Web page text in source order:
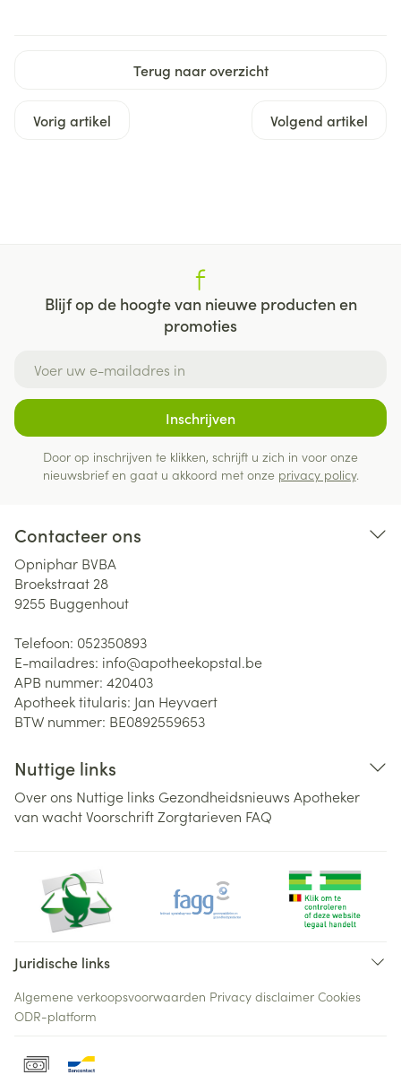
Terug naar overzicht
Vorig artikel Volgend artikel
Blijf op de hoogte van nieuwe producten en
promoties
Inschrijven
Door op inschrijven te klikken, schrijft u zich in voor onze
nieuwsbrief en gaat u akkoord met onze privacy policy.
Contacteer ons
Opniphar BVBA
Broekstraat 28
9255 Buggenhout
Telefoon: 052350893
E-mailadres: info@apotheekopstal.be
APB nummer: 420403
Apotheek titularis: Jan Heyvaert
BTW nummer: BE0892559653
Nuttige links
Over ons Nuttige links Gezondheidsnieuws Apotheker
van wachtVoorschriftZorgtarieven FAQ
Juridische links
Algemene verkoopsvoorwaarden Privacy disclaimer Cookies
ODR-platform